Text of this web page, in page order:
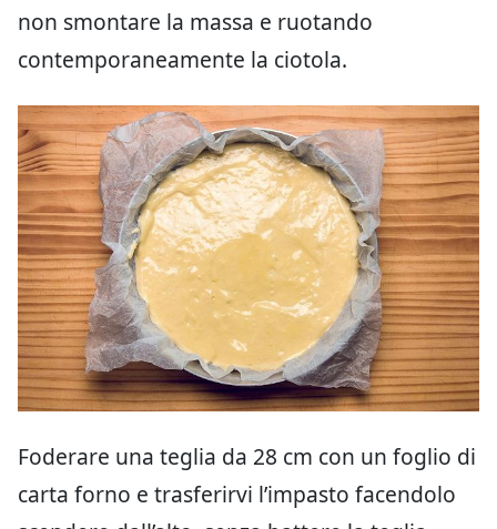
non smontare la massa e ruotando
contemporaneamente la ciotola.
Foderare una teglia da 28 cm con un foglio di
carta forno e trasferirvi l’impasto facendolo